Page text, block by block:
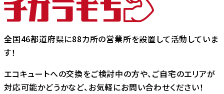
全国46都道府県に88カ所の営業所を設置して活動していま
す！
エコキュートへの交換をご検討中の方や、ご自宅のエリアが
対応可能かどうかなど、お気軽にお問い合わせください！